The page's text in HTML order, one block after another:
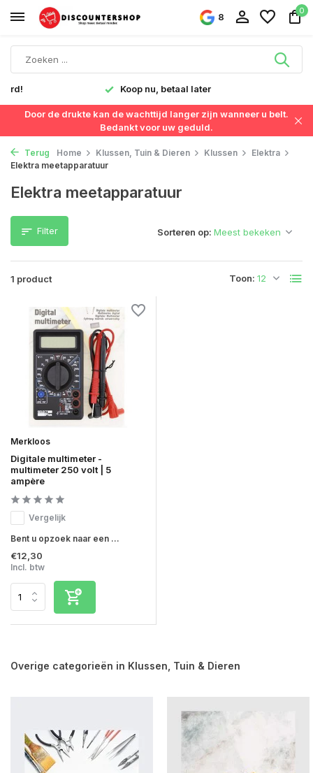
8
0
Koop nu, betaal later
Door de drukte kan de wachttijd langer zijn wanneer u belt.
Bedankt voor uw geduld.
Terug Home Klussen, Tuin & Dieren Klussen
Elektra
Elektra meetapparatuur
Elektra meetapparatuur
Filter
1 product Toon:
Sorteren op:
Merkloos
Digitale multimeter -
multimeter 250 volt | 5
ampère
Vergelijk
Bent u opzoek naar een ...
€12,30
Incl. btw
Overige categorieën in Klussen, Tuin & Dieren